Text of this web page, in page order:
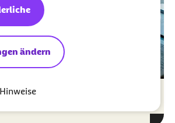
ändern
Verwaltungsrates